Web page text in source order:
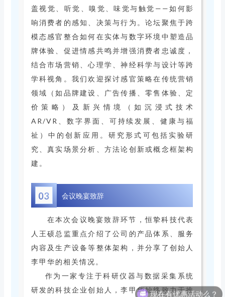
盖视觉、听觉、嗅觉、味觉与触觉——如何影
响消费者的感知、决策与行为。论坛聚焦于跨
模态感官整合如何在实体与数字环境中塑造品
牌体验、促进情感共鸣并增强消费者忠诚度，
结合市场营销、心理学、神经科学与设计等跨
学科视角。我们欢迎探讨感官策略在传统营销
领域（如品牌建设、广告传播、零售体验、定
价策略）及新兴情境（如沉浸式技术
AR/VR、数字界面、可持续发展、健康与福
祉）中的创新应用。研究形式可包括实验研
究、真实场景分析、方法论创新或概念框架构
建。
03 会议晚宴致辞
在本次会议晚宴致辞环节，恒挚科技代表
人王硕总监重点介绍了公司的产品体系、服务
内容及生产设备等整体架构，并分享了创始人
李甲华的相关情况。
作为一家专注于科研仪器与数据采集系统
研发的科技企业创始人，李甲华始终致力于推
现在有优惠活动么？